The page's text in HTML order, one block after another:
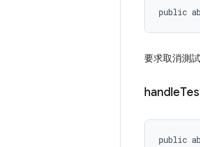
public
要求取消測試
handle
public